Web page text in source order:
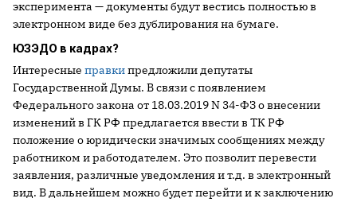
эксперимента — документы будут вестись полностью в
электронном виде без дублирования на бумаге.
ЮЗЭДО в кадрах?
Интересные правкипредложили депутаты
Государственной Думы. В связи с появлением
Федерального закона от 18.03.2019 N 34-ФЗ о внесении
изменений в ГК РФ предлагается ввести в ТК РФ
положение о юридически значимых сообщениях между
работником и работодателем. Это позволит перевести
заявления, различные уведомления и т.д. в электронный
вид. В дальнейшем можно будет перейти и к заключению